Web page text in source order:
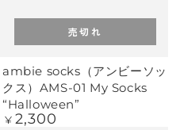
ambie socks（アンビーソッ
クス）AMS-01 My Socks
“Halloween”
定
¥ 2,300
売切れ